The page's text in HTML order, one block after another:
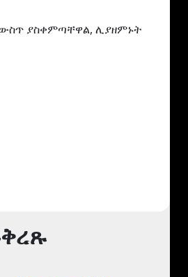
ውስጥ ያስቀምጣቸዋል, ሊያዘምኑት